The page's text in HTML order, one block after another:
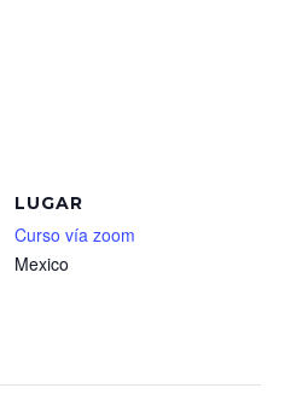
LUGAR
Curso vía zoom
Mexico